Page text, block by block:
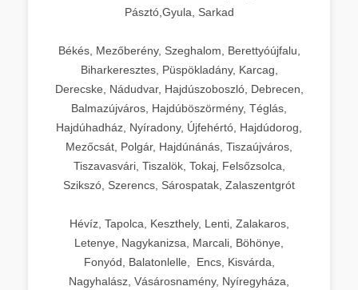
Pásztó,Gyula, Sarkad
Békés, Mezőberény, Szeghalom, Berettyóújfalu,
Biharkeresztes, Püspökladány, Karcag,
Derecske, Nádudvar, Hajdúszoboszló, Debrecen,
Balmazújváros, Hajdúböszörmény, Téglás,
Hajdúhadház, Nyíradony, Újfehértó, Hajdúdorog,
Mezőcsát, Polgár, Hajdúnánás, Tiszaújváros,
Tiszavasvári, Tiszalök, Tokaj, Felsőzsolca,
Szikszó, Szerencs, Sárospatak, Zalaszentgrót
Hévíz, Tapolca, Keszthely, Lenti, Zalakaros,
Letenye, Nagykanizsa, Marcali, Böhönye,
Fonyód, Balatonlelle, Encs, Kisvárda,
Nagyhalász, Vásárosnamény, Nyíregyháza,